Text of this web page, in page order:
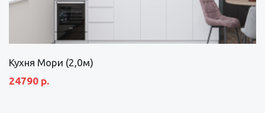
Кухня Мори (2,0м)
24790 р.